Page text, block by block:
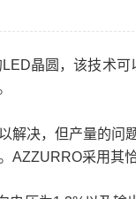
晶圆，该技术
解决，但产量的
采用其